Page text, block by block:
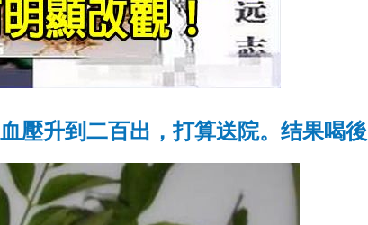
壓升到二百出，打算送院。结果喝後